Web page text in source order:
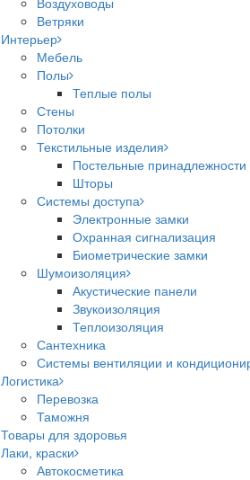
Ветряки
Интерьер
Мебель
Полы
Теплые полы
Стены
Потолки
Текстильные изделия
Постельные принадлежности
Шторы
Системы доступа
Электронные замки
Охранная сигнализация
Биометрические замки
Шумоизоляция
Акустические панели
Звукоизоляция
Теплоизоляция
Сантехника
Системы вентиляции и
Логистика
Перевозка
Таможня
Товары для здоровья
Лаки, краски
Автокосметика